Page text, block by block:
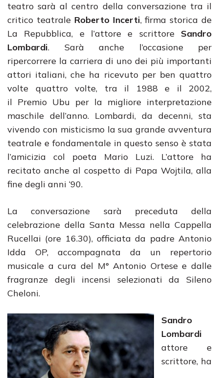
teatro sarà al centro della conversazione tra il
critico teatrale Roberto Incerti, firma storica de
La Repubblica, e l’attore e scrittore Sandro
Lombardi. Sarà anche l’occasione per
ripercorrere la carriera di uno dei più importanti
attori italiani, che ha ricevuto per ben quattro
volte quattro volte, tra il 1988 e il 2002,
il Premio Ubu per la migliore interpretazione
maschile dell’anno. Lombardi, da decenni, sta
vivendo con misticismo la sua grande avventura
teatrale e fondamentale in questo senso è stata
l’amicizia col poeta Mario Luzi. L’attore ha
recitato anche al cospetto di Papa Wojtila, alla
fine degli anni ‘90.
La conversazione sarà preceduta della
celebrazione della Santa Messa nella Cappella
Rucellai (ore 16.30), officiata da padre Antonio
Idda OP, accompagnata da un repertorio
musicale a cura del M° Antonio Ortese e dalle
fragranze degli incensi selezionati da Sileno
Cheloni.
Sandro
Lombardi
attore e
scrittore, ha